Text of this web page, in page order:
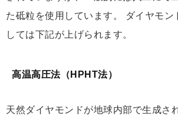
た砥粒を使用しています。 ダイヤモン
しては下記が上げられます。
高温高圧法（HPHT法）
天然ダイヤモンドが地球内部で生成さ